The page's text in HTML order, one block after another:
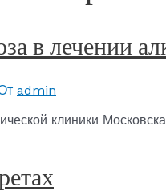
в лечении
admin
клиники